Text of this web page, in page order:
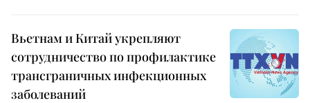
Вьетнам и Китай укрепляют
сотрудничество по профилактике
трансграничных инфекционных
заболеваний